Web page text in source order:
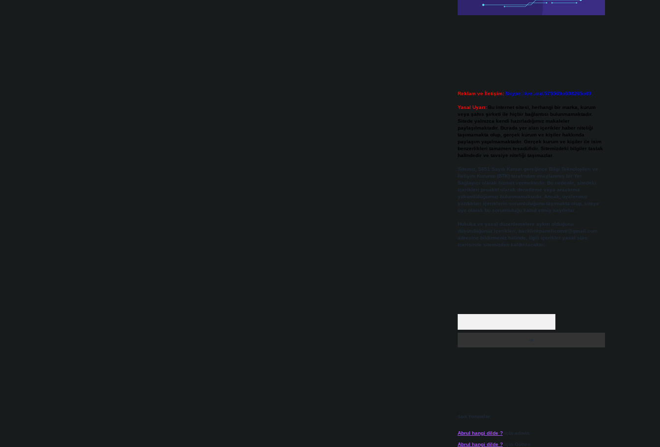
Reklam ve İletişim: Skype: live:.cid.575569c608265c69
Yasal Uyarı: Bu internet sitesi, herhangi bir marka, kurum
veya şahıs şirketi ile hiçbir bağlantısı bulunmamaktadır.
Sitede yalnızca kendi hazırladığımız makaleler
paylaşılmaktadır. Burada yer alan içerikler haber niteliği
taşımamakta olup, gerçek kurum ve kişiler hakkında
paylaşım yapılmamaktadır. Gerçek kurum ve kişiler ile isim
benzerlikleri tamamen tesadüfidir. Sitemizdeki bilgiler taslak
halindedir ve tavsiye niteliği taşımazlar.
Sitemiz, 5651 Sayılı Kanun gereğince Bilgi Teknolojileri ve
İletişim Kurumu (BTK) tarafından onaylanmış bir Yer
Sağlayıcı olarak hizmet vermektedir. Bu nedenle, sitedeki
içerikleri proaktif olarak denetleme veya araştırma
yükümlülüğümüz bulunmamaktadır. Ancak, üyelerimiz
yazdıkları içeriklerin sorumluluğunu taşımakta olup, siteye
üye olarak bu sorumluluğu kabul etmiş sayılırlar.
Hukuka ve yasal düzenlemelere aykırı olduğunu
düşündüğünüz içerikleri,
backlinkpanelicomtr@gmail.com
adresine bildirmeniz halinde, ilgili içerikler yasal süre
içerisinde sitemizden kaldırılacaktır.
Son Yorumlar
Abrul hangi dilde ?için admin
Abrul hangi dilde ?için Gülten